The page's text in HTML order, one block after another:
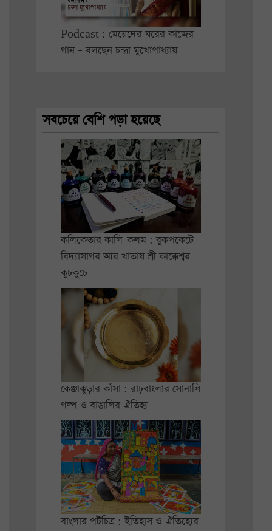
Podcast : মেয়েদের ঘরের কাজের
গান – বলছেন চন্দ্রা মুখোপাধ্যায়
সবচেয়ে বেশি পড়া হয়েছে
কলিকেতার কালি-কলম : বুকপকেটে
বিদ্যাসাগর আর খাতায় শ্রী কাক্কেশ্বর
কুচকুচে
কেঞ্জাকুড়ার কাঁসা : রাঢ়বাংলার সোনালি
গল্প ও বাঙালির ঐতিহ্য
বাংলার পটচিত্র : ইতিহাস ও ঐতিহ্যের